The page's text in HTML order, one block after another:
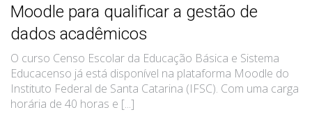
Moodle para qualificar a gestão de
dados acadêmicos
O curso Censo Escolar da Educação Básica e Sistema
Educacenso já está disponível na plataforma Moodle do
Instituto Federal de Santa Catarina (IFSC). Com uma carga
horária de 40 horas e [...]